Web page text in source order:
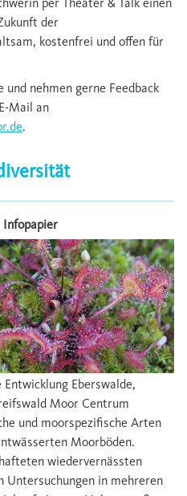
der
kostenfrei und offen für
nehmen gerne Feedback
Mail an
.
Infopapier
Eberswalde,
Moor Centrum
und moorspezifische Arten
Moorböden.
wiedervernässten
Untersuchungen in mehreren